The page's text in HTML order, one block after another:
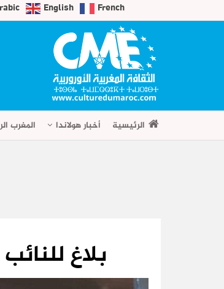
English French
الرئيسية أخبار هولاندا المغرب
بلاغ